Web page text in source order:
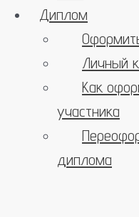
Диплом
Личный
Как
участника
диплома